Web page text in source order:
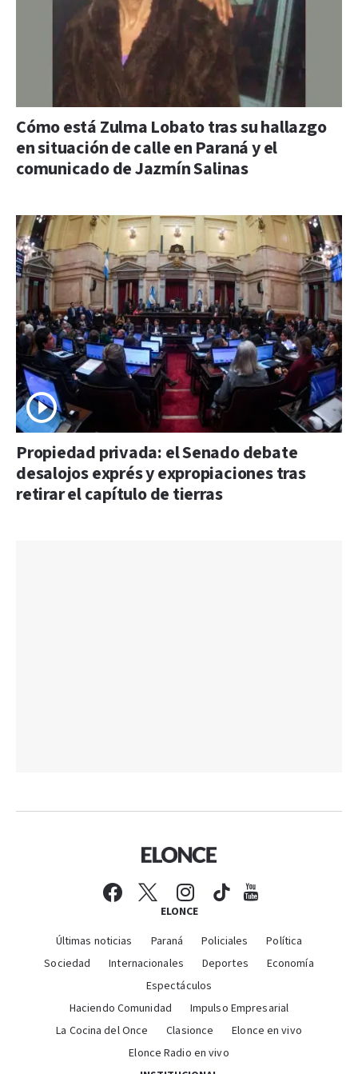
Cómo está Zulma Lobato tras su hallazgo
en situación de calle en Paraná y el
comunicado de Jazmín Salinas
Propiedad privada: el Senado debate
desalojos exprés y expropiaciones tras
retirar el capítulo de tierras
ELONCE
Últimas noticias Paraná Policiales
Política
Sociedad
Internacionales Deportes
Economía
Espectáculos
Haciendo Comunidad
Impulso Empresarial
La Cocina del Once
Clasionce
Elonce en vivo
Elonce Radio en vivo